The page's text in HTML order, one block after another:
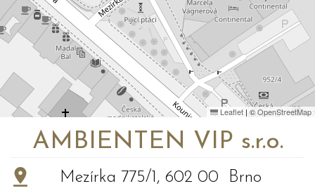
Leaflet | ©OpenStreetMap
AMBIENTEN VIP s.r.o.
Mezírka 775/1, 602 00 Brno